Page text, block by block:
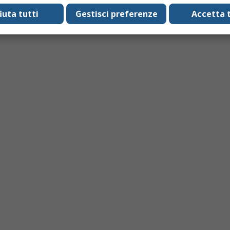
Accetta
Gestisci preferenze
tutti